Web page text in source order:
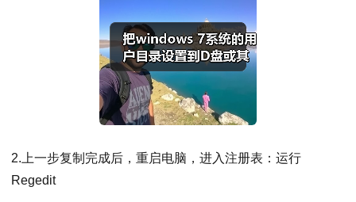
2.上一步复制完成后，重启电脑，进入注册表：运行
Regedit